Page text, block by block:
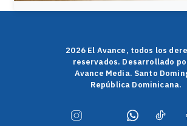
2026 El Avance, todos los
reservados. Desarrollado
Avance Media. Santo
República Dominicana.